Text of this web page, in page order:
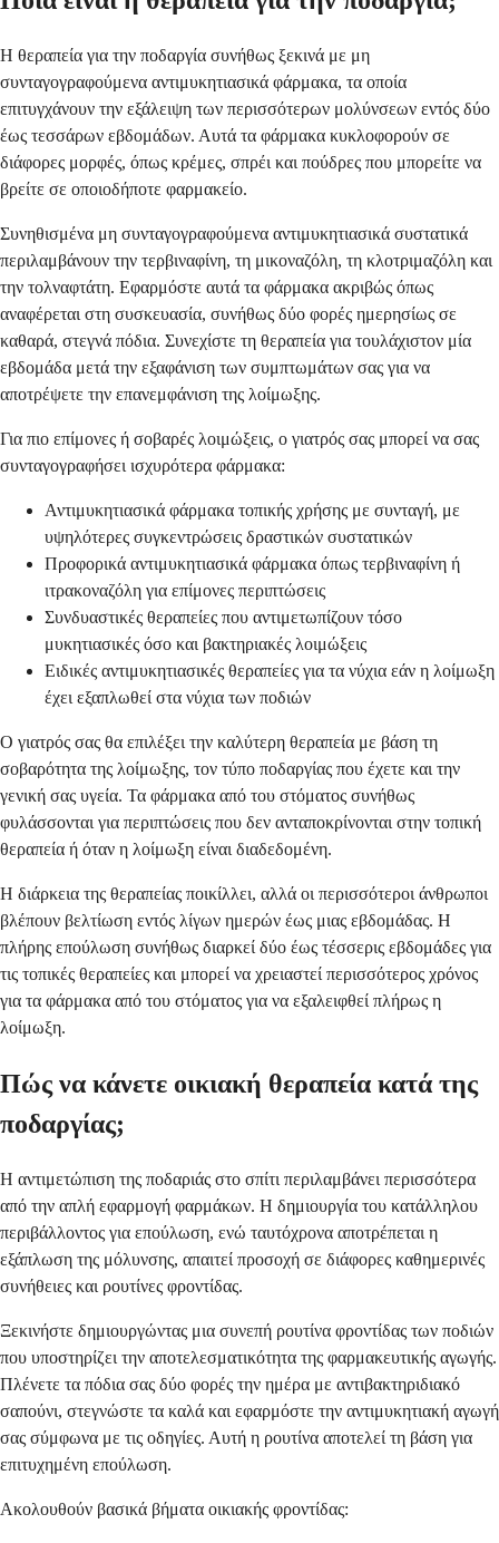
Η θεραπεία για την ποδαργία συνήθως ξεκινά με μη
συνταγογραφούμενα αντιμυκητιασικά φάρμακα, τα οποία
επιτυγχάνουν την εξάλειψη των περισσότερων μολύνσεων εντός δύο
έως τεσσάρων εβδομάδων. Αυτά τα φάρμακα κυκλοφορούν σε
διάφορες μορφές, όπως κρέμες, σπρέι και πούδρες που μπορείτε να
βρείτε σε οποιοδήποτε φαρμακείο.
Συνηθισμένα μη συνταγογραφούμενα αντιμυκητιασικά συστατικά
περιλαμβάνουν την τερβιναφίνη, τη μικοναζόλη, τη κλοτριμαζόλη και
την τολναφτάτη. Εφαρμόστε αυτά τα φάρμακα ακριβώς όπως
αναφέρεται στη συσκευασία, συνήθως δύο φορές ημερησίως σε
καθαρά, στεγνά πόδια. Συνεχίστε τη θεραπεία για τουλάχιστον μία
εβδομάδα μετά την εξαφάνιση των συμπτωμάτων σας για να
αποτρέψετε την επανεμφάνιση της λοίμωξης.
Για πιο επίμονες ή σοβαρές λοιμώξεις, ο γιατρός σας μπορεί να σας
συνταγογραφήσει ισχυρότερα φάρμακα:
Αντιμυκητιασικά φάρμακα τοπικής χρήσης με συνταγή, με
υψηλότερες συγκεντρώσεις δραστικών συστατικών
Προφορικά αντιμυκητιασικά φάρμακα όπως τερβιναφίνη ή
ιτρακοναζόλη για επίμονες περιπτώσεις
Συνδυαστικές θεραπείες που αντιμετωπίζουν τόσο
μυκητιασικές όσο και βακτηριακές λοιμώξεις
Ειδικές αντιμυκητιασικές θεραπείες για τα νύχια εάν η λοίμωξη
έχει εξαπλωθεί στα νύχια των ποδιών
Ο γιατρός σας θα επιλέξει την καλύτερη θεραπεία με βάση τη
σοβαρότητα της λοίμωξης, τον τύπο ποδαργίας που έχετε και την
γενική σας υγεία. Τα φάρμακα από του στόματος συνήθως
φυλάσσονται για περιπτώσεις που δεν ανταποκρίνονται στην τοπική
θεραπεία ή όταν η λοίμωξη είναι διαδεδομένη.
Η διάρκεια της θεραπείας ποικίλλει, αλλά οι περισσότεροι άνθρωποι
βλέπουν βελτίωση εντός λίγων ημερών έως μιας εβδομάδας. Η
πλήρης επούλωση συνήθως διαρκεί δύο έως τέσσερις εβδομάδες για
τις τοπικές θεραπείες και μπορεί να χρειαστεί περισσότερος χρόνος
για τα φάρμακα από του στόματος για να εξαλειφθεί πλήρως η
λοίμωξη.
Πώς να κάνετε οικιακή θεραπεία κατά της
ποδαργίας;
Η αντιμετώπιση της ποδαριάς στο σπίτι περιλαμβάνει περισσότερα
από την απλή εφαρμογή φαρμάκων. Η δημιουργία του κατάλληλου
περιβάλλοντος για επούλωση, ενώ ταυτόχρονα αποτρέπεται η
εξάπλωση της μόλυνσης, απαιτεί προσοχή σε διάφορες καθημερινές
συνήθειες και ρουτίνες φροντίδας.
Ξεκινήστε δημιουργώντας μια συνεπή ρουτίνα φροντίδας των ποδιών
που υποστηρίζει την αποτελεσματικότητα της φαρμακευτικής αγωγής.
Πλένετε τα πόδια σας δύο φορές την ημέρα με αντιβακτηριδιακό
σαπούνι, στεγνώστε τα καλά και εφαρμόστε την αντιμυκητιακή αγωγή
σας σύμφωνα με τις οδηγίες. Αυτή η ρουτίνα αποτελεί τη βάση για
επιτυχημένη επούλωση.
Ακολουθούν βασικά βήματα οικιακής φροντίδας: